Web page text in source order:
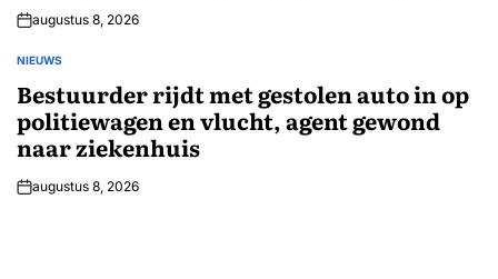
augustus 8, 2026
GEPLAATST
NIEUWS
Bestuurder rijdt met gestolen auto in op
politiewagen en vlucht, agent gewond
naar ziekenhuis
augustus 8, 2026